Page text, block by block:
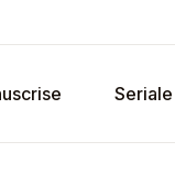
Seriale